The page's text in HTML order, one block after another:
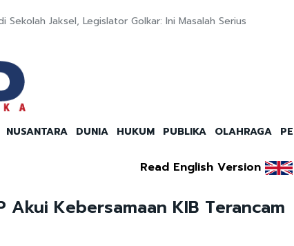
Sekolah Jaksel, Legislator Golkar: Ini Masalah Serius
NUSANTARA DUNIA HUKUM PUBLIKA OLAHRAGA
Read English Version
Akui Kebersamaan KIB Terancam